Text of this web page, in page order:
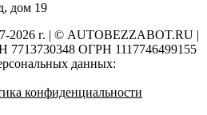
дом 19
2026 г. | © AUTOBEZZABOT.RU |
ОГРН 1117746499155
данных:
конфиденциальности